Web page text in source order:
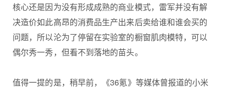
核心还是因为没有形成成熟的商业模式，雷军并没有解
决造价如此高昂的消费品生产出来后卖给谁和谁会买的
问题，所以沦为了停留在实验室的橱窗肌肉模特，可以
偶尔秀一秀，但看不到落地的苗头。
值得一提的是，稍早前，《36氪》等媒体曾报道的小米